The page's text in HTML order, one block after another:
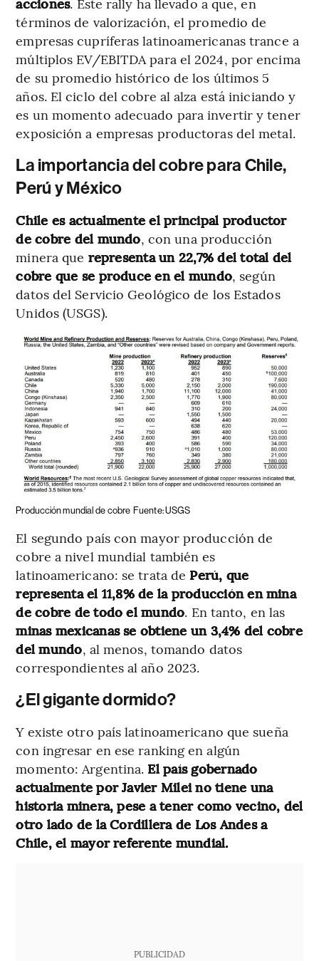
términos de valorización, el promedio de
empresas cupríferas latinoamericanas trance a
múltiplos EV/EBITDA para el 2024, por encima
de su promedio histórico de los últimos 5
años. El ciclo del cobre al alza está iniciando y
es un momento adecuado para invertir y tener
exposición a empresas productoras del metal.
La importancia del cobre para Chile,
Perú y México
Chile es actualmente el principal productor
de cobre del mundo, con una producción
minera que representa un 22,7% del total del
cobre que se produce en el mundo, según
datos del Servicio Geológico de los Estados
Unidos (USGS).
Producción mundial de cobre Fuente: USGS
El segundo país con mayor producción de
cobre a nivel mundial también es
latinoamericano: se trata de Perú, que
representa el 11,8% de la producción en mina
de cobre de todo el mundo. En tanto, en las
minas mexicanas se obtiene un 3,4% del cobre
del mundo, al menos, tomando datos
correspondientes al año 2023.
¿El gigante dormido?
Y existe otro país latinoamericano que sueña
con ingresar en ese ranking en algún
momento: Argentina. El país gobernado
actualmente por Javier Milei no tiene una
historia minera, pese a tener como vecino, del
otro lado de la Cordillera de Los Andes a
Chile, el mayor referente mundial.
PUBLICIDAD